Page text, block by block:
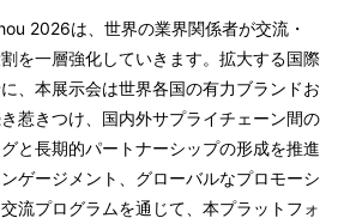
2026は、世界の業界関係者が交流・
を一層強化していきます。拡大する国際
、本展示会は世界各国の有力ブランドお
惹きつけ、国内外サプライチェーン間の
と長期的パートナーシップの形成を推進
ゲージメント、グローバルなプロモーシ
流プログラムを通じて、本プラットフォ